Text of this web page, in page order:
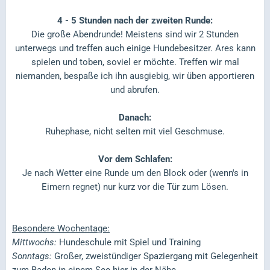
4 - 5 Stunden nach der zweiten Runde:
Die große Abendrunde! Meistens sind wir 2 Stunden
unterwegs und treffen auch einige Hundebesitzer. Ares kann
spielen und toben, soviel er möchte. Treffen wir mal
niemanden, bespaße ich ihn ausgiebig, wir üben apportieren
und abrufen.
Danach:
Ruhephase, nicht selten mit viel Geschmuse.
Vor dem Schlafen:
Je nach Wetter eine Runde um den Block oder (wenn's in
Eimern regnet) nur kurz vor die Tür zum Lösen.
Besondere Wochentage:
Mittwochs: Hundeschule mit Spiel und Training
Sonntags: Großer, zweistündiger Spaziergang mit Gelegenheit